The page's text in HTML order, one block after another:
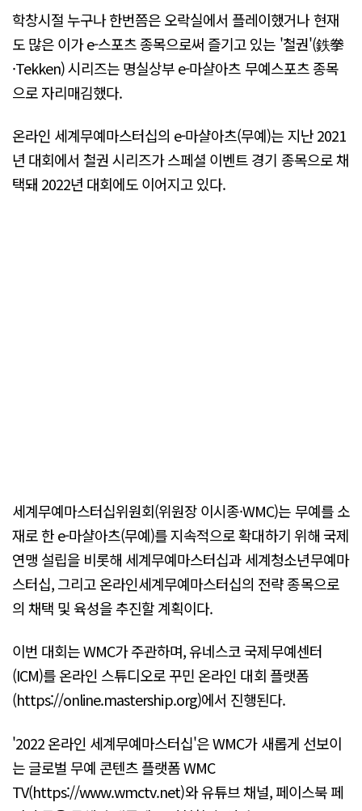
학창시절 누구나 한번쯤은 오락실에서 플레이했거나 현재
도 많은 이가 e-스포츠 종목으로써 즐기고 있는 '철권'(鉄拳
·Tekken) 시리즈는 명실상부 e-마샬아츠 무예스포츠 종목
으로 자리매김했다.
온라인 세계무예마스터십의 e-마샬아츠(무예)는 지난 2021
년 대회에서 철권 시리즈가 스페셜 이벤트 경기 종목으로 채
택돼 2022년 대회에도 이어지고 있다.
세계무예마스터십위원회(위원장 이시종·WMC)는 무예를 소
재로 한 e-마샬아츠(무예)를 지속적으로 확대하기 위해 국제
연맹 설립을 비롯해 세계무예마스터십과 세계청소년무예마
스터십, 그리고 온라인세계무예마스터십의 전략 종목으로
의 채택 및 육성을 추진할 계획이다.
이번 대회는 WMC가 주관하며, 유네스코 국제무예센터
(ICM)를 온라인 스튜디오로 꾸민 온라인 대회 플랫폼
(https://online.mastership.org)에서 진행된다.
'2022 온라인 세계무예마스터십'은 WMC가 새롭게 선보이
는 글로벌 무예 콘텐츠 플랫폼 WMC
TV(https://www.wmctv.net)와 유튜브 채널, 페이스북 페